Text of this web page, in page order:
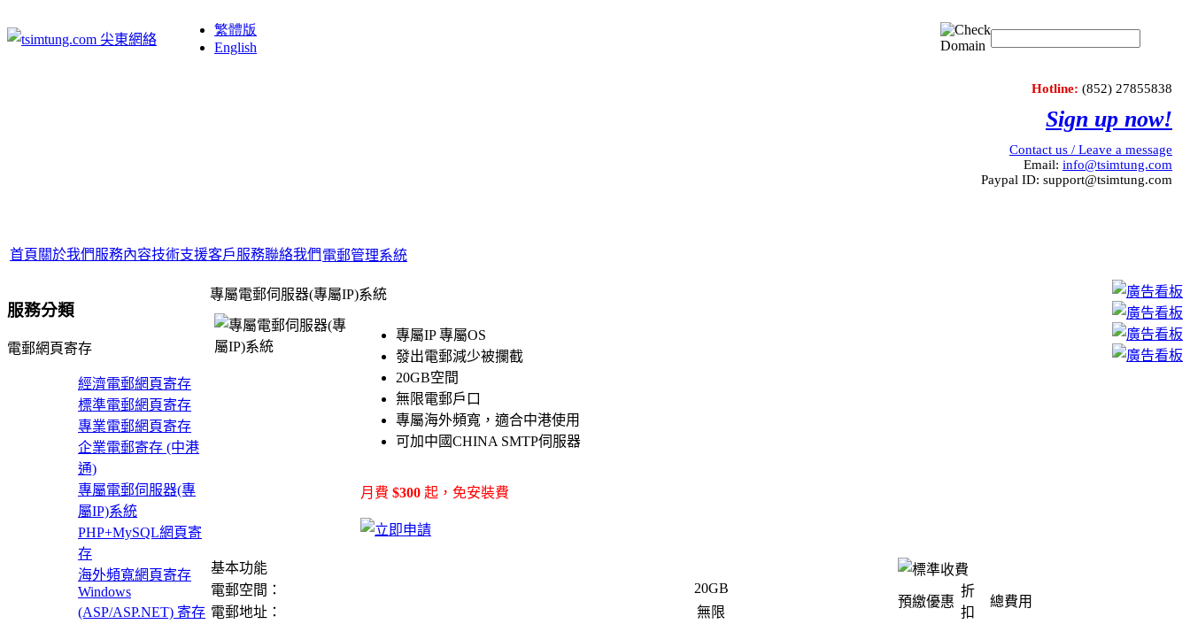
繁體版
English
Hotline: (852) 27855838
Sign up now!
Contact us / Leave a message
Email: info@tsimtung.com
Paypal ID: support@tsimtung.com
首頁 關於我們服務內容技術支援客戶服務聯絡我們 電郵管理系統
服務分類
電郵網頁寄存
經濟電郵網頁寄存
標準電郵網頁寄存
專業電郵網頁寄存
企業電郵寄存 (中港
通)
專屬電郵伺服器(專
屬IP)系統
PHP+MySQL網頁寄
存
海外頻寬網頁寄存
Windows
(ASP/ASP.NET) 寄存
專屬電郵伺服器(專屬IP)系統
專屬IP 專屬OS
發出電郵減少被攔截
20GB空間
無限電郵戶口
專屬海外頻寬，適合中港使用
可加中國CHINA SMTP伺服器
月費 $300 起，免安裝費
基本功能
電郵空間：
20GB
電郵地址：
無限
預繳優惠
折
扣
總費用